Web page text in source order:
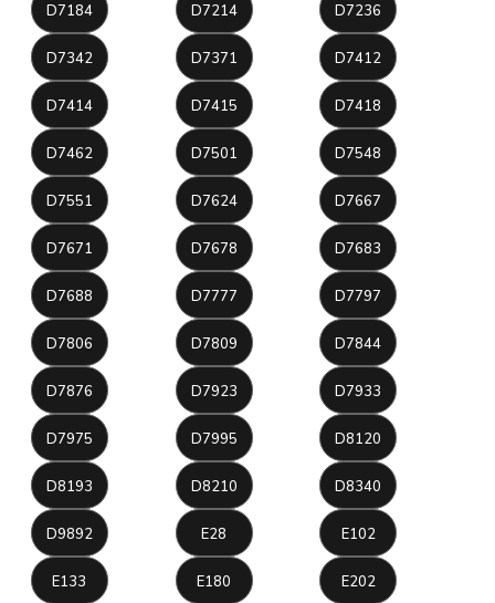
D7184 D7214 D7236
D7342 D7371 D7412
D7414 D7415 D7418
D7462 D7501 D7548
D7551 D7624 D7667
D7671 D7678 D7683
D7688 D7777 D7797
D7806 D7809 D7844
D7876 D7923 D7933
D7975 D7995 D8120
D8193 D8210 D8340
D9892 E28 E102
E133 E180 E202